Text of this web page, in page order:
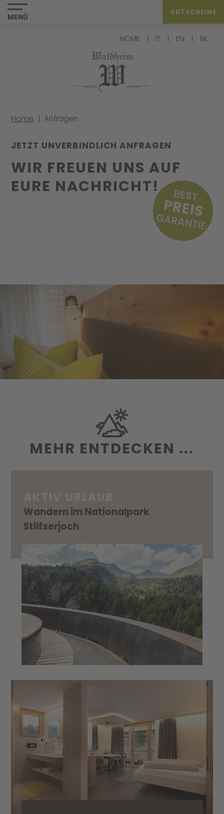
HOME IT EN NL
MENÜ
GUTSCHEINE
Home | Anfragen
JETZT UNVERBINDLICH ANFRAGEN
WIR FREUEN UNS AUF
EURE NACHRICHT!
MEHR ENTDECKEN ...
Wandern im Nationalpark
Stilfserjoch